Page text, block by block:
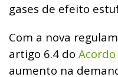
gases de efeito
Com a nova
artigo 6.4 do
aumento na